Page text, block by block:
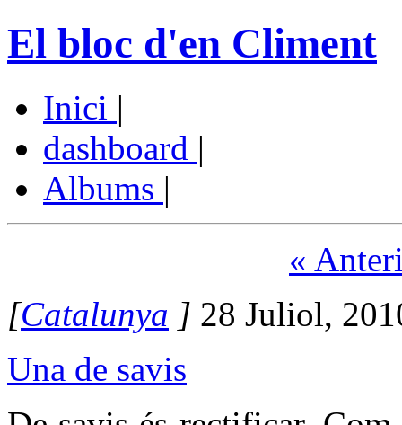
El bloc d'en Climent
Inici |
dashboard |
Albums |
«
[Catalunya ] 28 Juliol,
Una de savis